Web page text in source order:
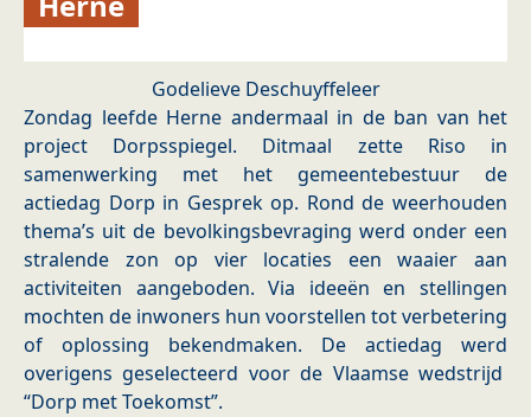
Godelieve Deschuyffeleer
Zondag leefde Herne andermaal in de ban van het
project Dorpsspiegel. Ditmaal zette Riso in
samenwerking met het gemeentebestuur de
actiedag Dorp in Gesprek op. Rond de weerhouden
thema’s uit de bevolkingsbevraging werd onder een
stralende zon op vier locaties een waaier aan
activiteiten aangeboden. Via ideeën en stellingen
mochten de inwoners hun voorstellen tot verbetering
of oplossing bekendmaken. De actiedag werd
overigens geselecteerd voor de Vlaamse wedstrijd
“Dorp met Toekomst”.